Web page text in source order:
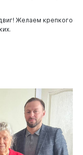
Желаем крепкого